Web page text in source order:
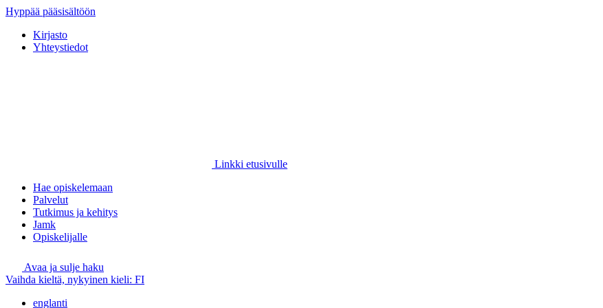
Hyppää pääsisältöön
Kirjasto
Yhteystiedot
Linkki etusivulle
Hae opiskelemaan
Palvelut
Tutkimus ja kehitys
Jamk
Opiskelijalle
Avaa ja sulje haku
Vaihda kieltä, nykyinen kieli: FI
englanti